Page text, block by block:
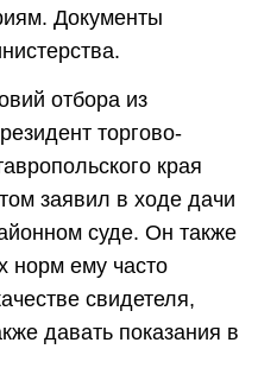
Документы
отбора из
торгово-
края
заявил в ходе дачи
суде. Он также
норм ему часто
свидетеля,
давать показания в